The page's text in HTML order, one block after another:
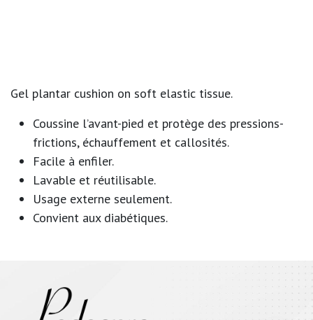
Gel plantar cushion on soft elastic tissue.
Coussine l’avant-pied et protège des pressions-
frictions, échauffement et callosités.
Facile à enfiler.
Lavable et réutilisable.
Usage externe seulement.
Convient aux diabétiques.